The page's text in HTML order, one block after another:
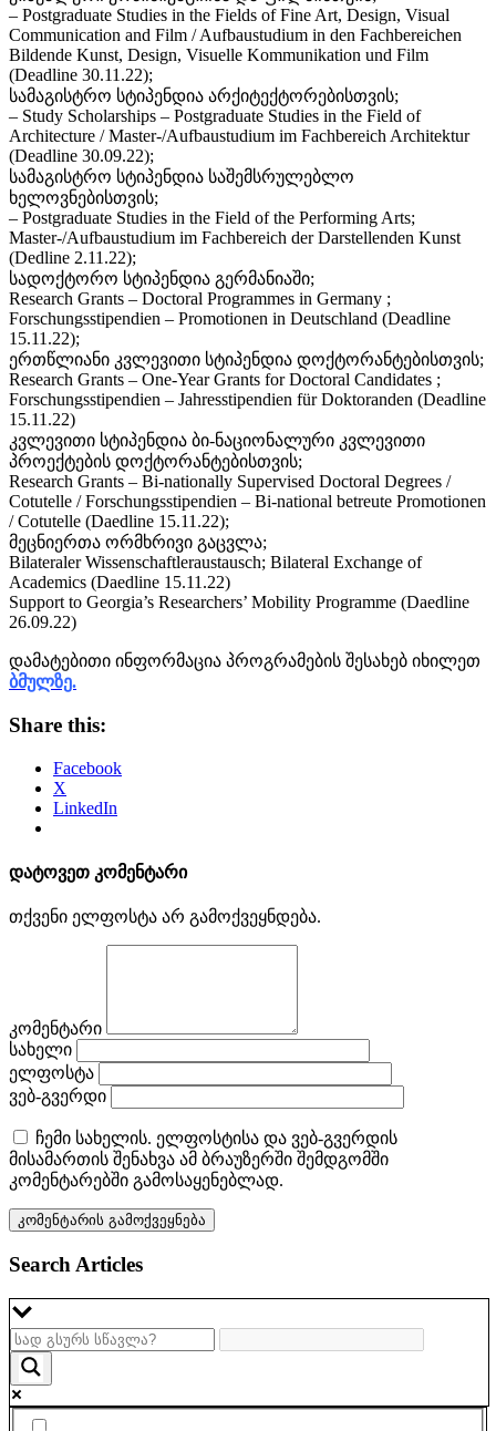
– Postgraduate Studies in the Fields of Fine Art, Design, Visual
Communication and Film / Aufbaustudium in den Fachbereichen
Bildende Kunst, Design, Visuelle Kommunikation und Film
(Deadline 30.11.22);
სამაგისტრო სტიპენდია არქიტექტორებისთვის;
– Study Scholarships – Postgraduate Studies in the Field of
Architecture / Master-/Aufbaustudium im Fachbereich Architektur
(Deadline 30.09.22);
სამაგისტრო სტიპენდია საშემსრულებლო
ხელოვნებისთვის;
– Postgraduate Studies in the Field of the Performing Arts;
Master-/Aufbaustudium im Fachbereich der Darstellenden Kunst
(Dedline 2.11.22);
სადოქტორო სტიპენდია გერმანიაში;
Research Grants – Doctoral Programmes in Germany ;
Forschungsstipendien – Promotionen in Deutschland (Deadline
15.11.22);
ერთწლიანი კვლევითი სტიპენდია დოქტორანტებისთვის;
Research Grants – One-Year Grants for Doctoral Candidates ;
Forschungsstipendien – Jahresstipendien für Doktoranden (Deadline
15.11.22)
კვლევითი სტიპენდია ბი-ნაციონალური კვლევითი
პროექტების დოქტორანტებისთვის;
Research Grants – Bi-nationally Supervised Doctoral Degrees /
Cotutelle / Forschungsstipendien – Bi-national betreute Promotionen
/ Cotutelle (Daedline 15.11.22);
მეცნიერთა ორმხრივი გაცვლა;
Bilateraler Wissenschaftleraustausch; Bilateral Exchange of
Academics (Daedline 15.11.22)
Support to Georgia’s Researchers’ Mobility Programme (Daedline
26.09.22)
დამატებითი ინფორმაცია პროგრამების შესახებ იხილეთ
ბმულზე.
Share this:
Facebook
X
LinkedIn
დატოვეთ კომენტარი
თქვენი ელფოსტა არ გამოქვეყნდება.
კომენტარი
სახელი
ელფოსტა
ვებ-გვერდი
ჩემი სახელის. ელფოსტისა და ვებ-გვერდის
მისამართის შენახვა ამ ბრაუზერში შემდგომში
კომენტარებში გამოსაყენებლად.
Search Articles